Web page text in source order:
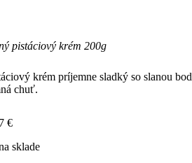
pistáciový krém 200g
krém príjemne sladký so slanou
chuť.
€
sklade